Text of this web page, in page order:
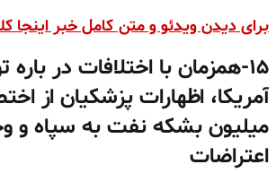
برای دیدن ویدئو و متن کامل خبر اینجا
۱۵-همزمان با اختلافات در باره
میلیون بشکه نفت به سپاه و
اعتراضات